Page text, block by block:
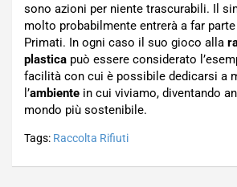
sono azioni per niente trascurabili. Il
molto probabilmente entrerà a far
Primati. In ogni caso il suo gioco alla
plastica può essere considerato
facilità con cui è possibile dedicarsi a
l’ambiente in cui viviamo, diventando
mondo più sostenibile.
Tags: Raccolta Rifiuti